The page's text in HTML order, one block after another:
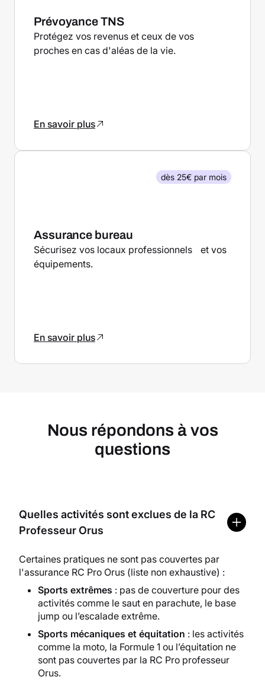
Prévoyance TNS
Protégez vos revenus et ceux de vos
proches en cas d'aléas de la vie.
En savoir plus
Assurance bureau
Sécurisez vos locaux professionnels et vos
équipements.
En savoir plus
dès 25€ par mois
Nous répondons à vos
questions
Quelles activités sont exclues de la RC
Professeur Orus
Certaines pratiques ne sont pas couvertes par
l'assurance RC Pro Orus (liste non exhaustive) :
Sports extrêmes : pas de couverture pour des
activités comme le saut en parachute, le base
jump ou l’escalade extrême.
Sports mécaniques et équitation : les activités
comme la moto, la Formule 1 ou l’équitation ne
sont pas couvertes par la RC Pro professeur
Orus.